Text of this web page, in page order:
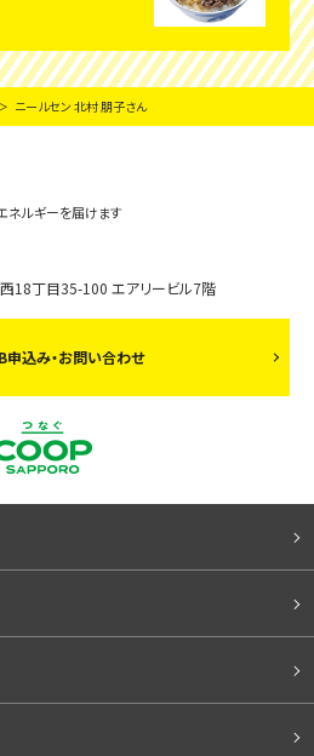
ニールセン 北村 朋子さん
ネルギーを届けます
18丁目35-100 エアリービル7階
申込み・お問い合わせ